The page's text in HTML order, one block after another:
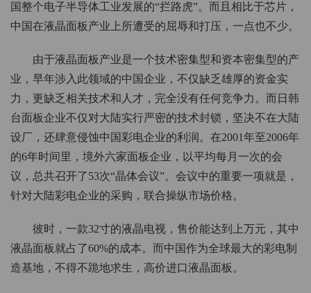
国整个电子半导体工业发展的“拦路虎”。而且相比于芯片，
中国在液晶面板产业上所遭受的屈辱和打压，一点也不少。
由于液晶面板产业是一个技术密集型和资本密集型的产
业，早年涉入此领域的中国企业，不仅缺乏雄厚的资金实
力，更缺乏相关技术和人才，完全没有任何竞争力。而日韩
台面板企业不仅对大陆实行严密的技术封锁，坚决不在大陆
设厂，还肆意侵蚀中国彩电企业的利润。在2001年至2006年
的6年时间里，境外六家面板企业，以平均每月一次的会
议，总共召开了53次“晶体会议”。会议中的重要一项就是，
针对大陆彩电企业的采购，联合操纵市场价格。
彼时，一款32寸的液晶电视，售价能达到上万元，其中
液晶面板就占了60%的成本。而中国作为全球最大的彩电制
造基地，不得不跪地求生，高价进口液晶面板。